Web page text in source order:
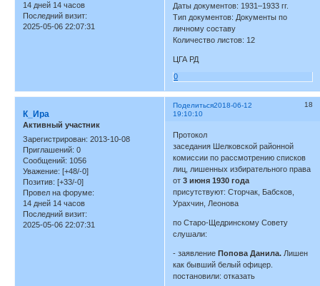
14 дней 14 часов
Последний визит:
2025-05-06 22:07:31
Даты документов: 1931–1933 гг.
Тип документов: Документы по
личному составу
Количество листов: 12
ЦГА РД
0
Поделиться 18
2018-06-12
19:10:10
К_Ира
Активный участник
Зарегистрирован: 2013-10-08
Приглашений: 0
Сообщений: 1056
Уважение: [+48/-0]
Позитив: [+33/-0]
Провел на форуме:
14 дней 14 часов
Последний визит:
2025-05-06 22:07:31
Протокол
заседания Шелковской районной
комиссии по рассмотрению списков
лиц, лишенных избирательного права
от3 июня 1930 года
присутствуют: Сторчак, Бабсков,
Урахчин, Леонова
по Старо-Щедринскому Совету
слушали:
- заявлениеПопова Данила. Лишен
как бывший белый офицер.
постановили: отказать